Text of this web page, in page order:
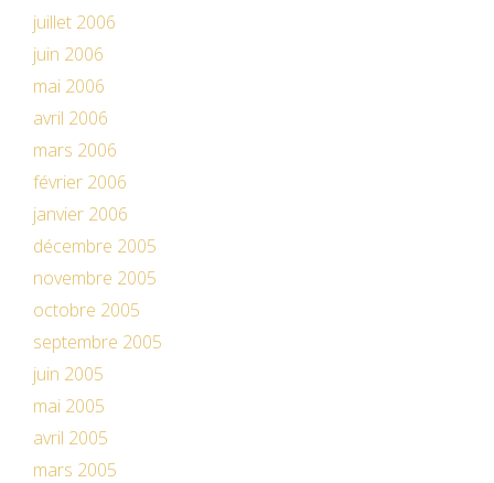
juillet 2006
juin 2006
mai 2006
avril 2006
mars 2006
février 2006
janvier 2006
décembre 2005
novembre 2005
octobre 2005
septembre 2005
juin 2005
mai 2005
avril 2005
mars 2005